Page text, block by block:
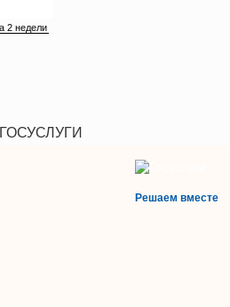
ГОСУСЛУГИ
Решаем вместе